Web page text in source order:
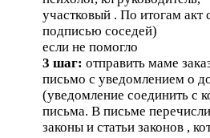
ребенок после развода
мамой? нигде. но в 99
случаев он остается с
вариант с папой даже не
рассматривается.
участковый . По итогам акт
подписью соседей)
если не помогло
3 шаг: отправить маме
письмо с уведомлением о
(уведомление соединить с
письма. В письме
законы и статьи законов ,